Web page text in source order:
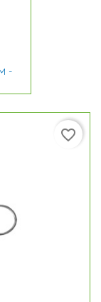
-
favorite_border